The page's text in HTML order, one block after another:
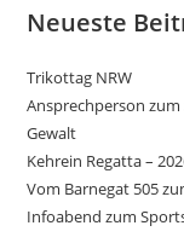
Neueste
Trikottag NRW
Ansprechperson
Gewalt
Kehrein Regatta –
Vom Barnegat 505
Infoabend zum